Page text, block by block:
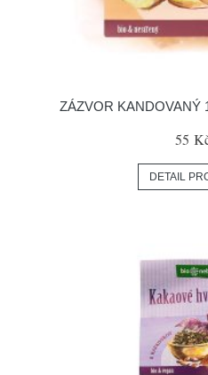
ZÁZVOR KANDOVANÝ
55
DETAIL